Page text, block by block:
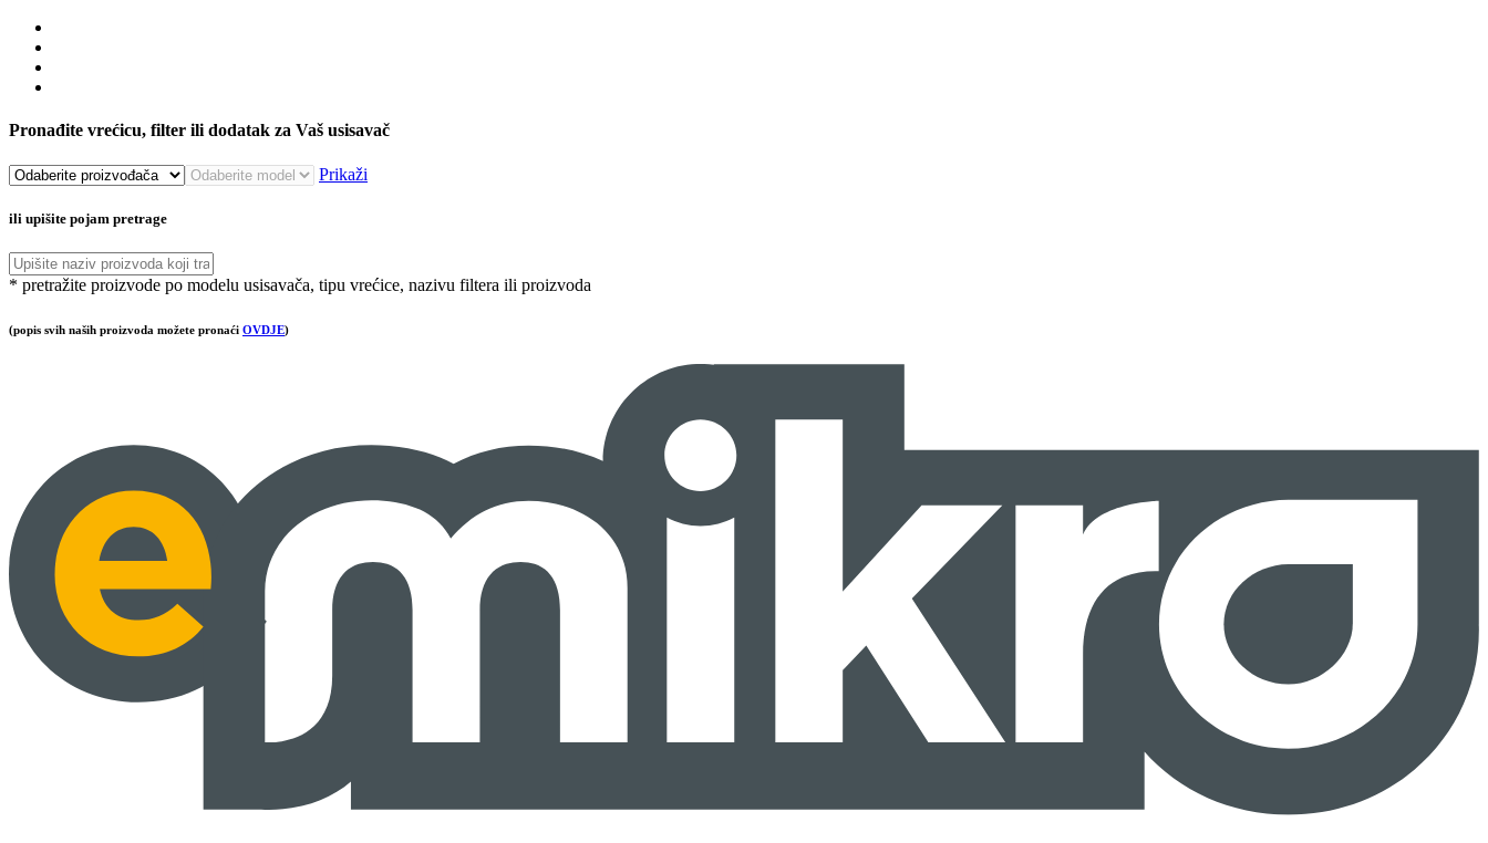
Pronađite vrećicu, filter ili dodatak za Vaš usisavač
Prikaži
ili upišite pojam pretrage
* pretražite proizvode po modelu usisavača, tipu vrećice, nazivu filtera ili proizvoda
(popis svih naših proizvoda možete pronaći OVDJE)